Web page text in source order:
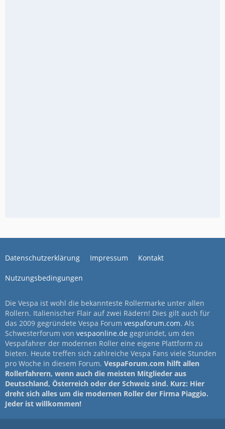
Datenschutzerklärung Impressum Kontakt
Nutzungsbedingungen
Die Vespa ist wohl die bekannteste Rollermarke unter allen
Rollern. Italienischer Flair auf zwei Rädern! Dies gilt auch für
das 2009 gegründete Vespa Forum vespaforum.com. Als
Schwesterforum von vespaonline.de gegründet, um den
Vespafahrer der modernen Roller eine eigene Plattform zu
bieten. Heute treffen sich zahlreiche Vespa Fans viele Stunden
pro Woche in diesem Forum. VespaForum.com hilft allen
Rollerfahrern, wenn auch die meisten Mitglieder aus
Deutschland, Österreich oder der Schweiz sind. Kurz: Hier
dreht sich alles um die modernen Roller der Firma Piaggio.
Jeder ist willkommen!